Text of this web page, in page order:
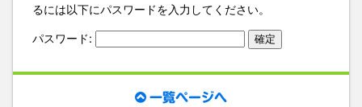
るには以下にパスワードを入力してください。
パスワード:
一覧ページへ